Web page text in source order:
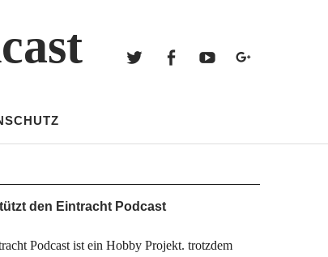
den Eintracht Podcast
Podcast ist ein Hobby Projekt. trotzdem